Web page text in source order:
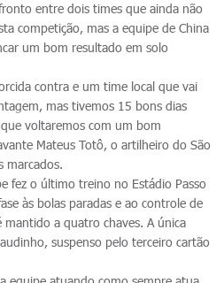
entre dois times que ainda não
competição, mas a equipe de China
um bom resultado em solo
contra e um time local que vai
mas tivemos 15 bons dias
voltaremos com um bom
Mateus Totô, o artilheiro do São
marcados.
fez o último treino no Estádio Passo
às bolas paradas e ao controle de
a quatro chaves. A única
suspenso pelo terceiro cartão